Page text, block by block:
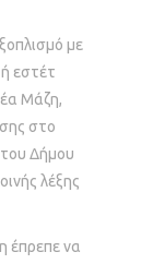
με
ή εστέτ
Μάζη,
στο
Δήμου
λέξης
έπρεπε να